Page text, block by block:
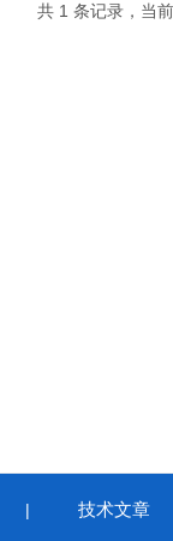
共 1 条记录，当
| 技术文章